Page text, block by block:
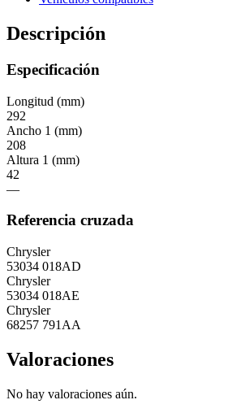
Descripción
Especificación
Longitud (mm)
292
Ancho 1 (mm)
208
Altura 1 (mm)
42
—
Referencia cruzada
Chrysler
53034 018AD
Chrysler
53034 018AE
Chrysler
68257 791AA
Valoraciones
No hay valoraciones aún.